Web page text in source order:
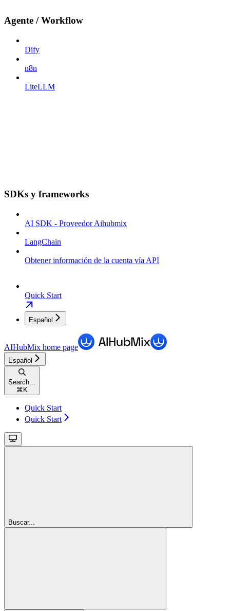
Agente / Workflow
Dify
n8n
LiteLLM
SDKs y frameworks
AI SDK - Proveedor Aihubmix
LangChain
Obtener información de la cuenta vía API
Quick Start
Español
AIHubMix home page
Español
Search...
⌘K
Quick Start
Quick Start
Buscar...